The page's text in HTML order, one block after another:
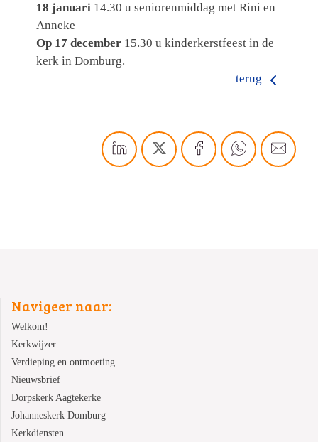
18 januari 14.30 u seniorenmiddag met Rini en
Anneke
Op 17 december 15.30 u kinderkerstfeest in de
kerk in Domburg.
terug
Navigeer naar:
Welkom!
Kerkwijzer
Verdieping en ontmoeting
Nieuwsbrief
Dorpskerk Aagtekerke
Johanneskerk Domburg
Kerkdiensten